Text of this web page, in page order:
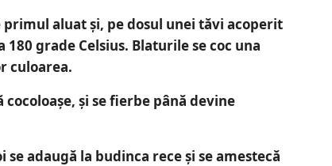
aluat și, pe dosul unei tăvi acoperit
grade Celsius. Blaturile se coc una
culoarea.
și se fierbe până devine
adaugă la budinca rece și se amestecă